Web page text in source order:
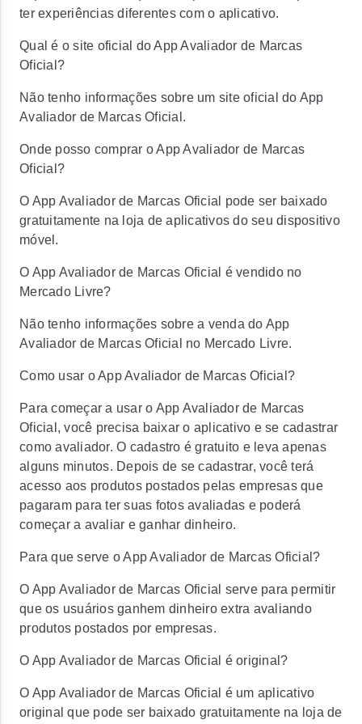
ter experiências diferentes com o aplicativo.
Qual é o site oficial do App Avaliador de Marcas
Oficial?
Não tenho informações sobre um site oficial do App
Avaliador de Marcas Oficial.
Onde posso comprar o App Avaliador de Marcas
Oficial?
O App Avaliador de Marcas Oficial pode ser baixado
gratuitamente na loja de aplicativos do seu dispositivo
móvel.
O App Avaliador de Marcas Oficial é vendido no
Mercado Livre?
Não tenho informações sobre a venda do App
Avaliador de Marcas Oficial no Mercado Livre.
Como usar o App Avaliador de Marcas Oficial?
Para começar a usar o App Avaliador de Marcas
Oficial, você precisa baixar o aplicativo e se cadastrar
como avaliador. O cadastro é gratuito e leva apenas
alguns minutos. Depois de se cadastrar, você terá
acesso aos produtos postados pelas empresas que
pagaram para ter suas fotos avaliadas e poderá
começar a avaliar e ganhar dinheiro.
Para que serve o App Avaliador de Marcas Oficial?
O App Avaliador de Marcas Oficial serve para permitir
que os usuários ganhem dinheiro extra avaliando
produtos postados por empresas.
O App Avaliador de Marcas Oficial é original?
O App Avaliador de Marcas Oficial é um aplicativo
original que pode ser baixado gratuitamente na loja de